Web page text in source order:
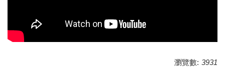
瀏覽數: 3931